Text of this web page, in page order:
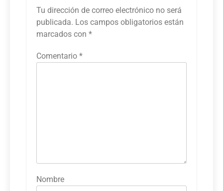
Tu dirección de correo electrónico no será
publicada. Los campos obligatorios están
marcados con *
Comentario *
Nombre